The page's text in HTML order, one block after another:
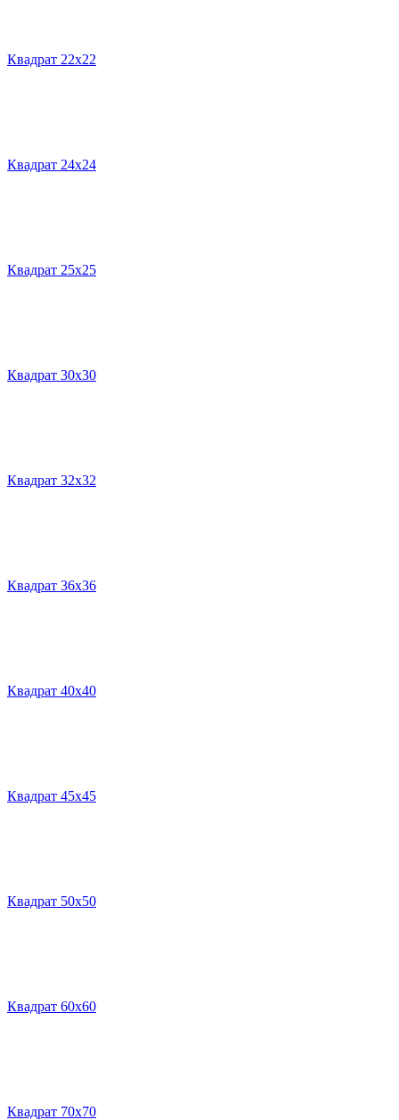
Квадрат 22х22
Квадрат 24х24
Квадрат 25х25
Квадрат 30х30
Квадрат 32х32
Квадрат 36х36
Квадрат 40х40
Квадрат 45х45
Квадрат 50х50
Квадрат 60х60
Квадрат 70х70